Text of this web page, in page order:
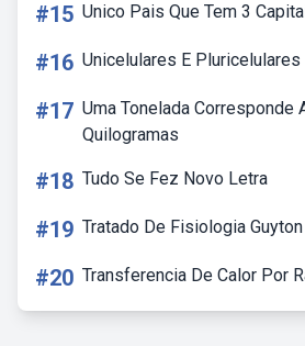
#15 Unico Pais Que Tem 3
#16 Unicelulares E
#17 Uma Tonelada Corresponde
Quilogramas
#18 Tudo Se Fez Novo Letra
#19 Tratado De Fisiologia Guyton
#20 Transferencia De Calor Por